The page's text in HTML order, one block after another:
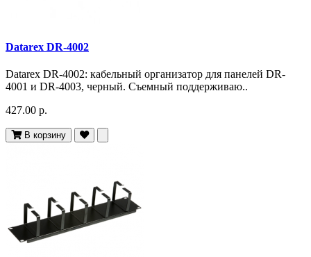
Datarex DR-4002
Datarex DR-4002: кабельный организатор для панелей DR-
4001 и DR-4003, черный. Съемный поддерживаю..
427.00 р.
В корзину